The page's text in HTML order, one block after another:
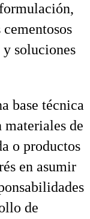
y soluciones
base técnica
de
o productos
en asumir
de